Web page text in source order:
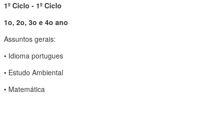
1º Ciclo - 1º Ciclo
1o, 2o, 3o e 4o ano
Assuntos gerais:
• Idioma portugues
• Estudo Ambiental
• Matemática